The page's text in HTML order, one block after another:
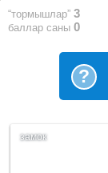
“тормышлар” 3
баллар саны 0
?
замок